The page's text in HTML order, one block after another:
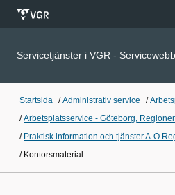
Servicetjänster i VGR -
Startsida /Administrativ service /
/Arbetsplatsservice - Göteborg,
/ Praktisk information och tjänster A-Ö
/ Kontorsmaterial